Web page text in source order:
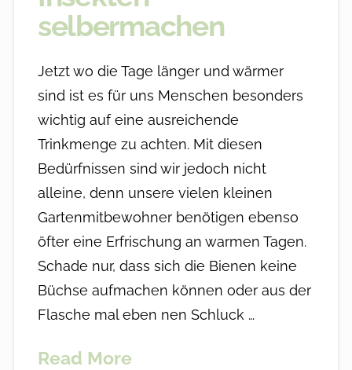
selbermachen
Jetzt wo die Tage länger und wärmer
sind ist es für uns Menschen besonders
wichtig auf eine ausreichende
Trinkmenge zu achten. Mit diesen
Bedürfnissen sind wir jedoch nicht
alleine, denn unsere vielen kleinen
Gartenmitbewohner benötigen ebenso
öfter eine Erfrischung an warmen Tagen.
Schade nur, dass sich die Bienen keine
Büchse aufmachen können oder aus der
Flasche mal eben nen Schluck …
Read More